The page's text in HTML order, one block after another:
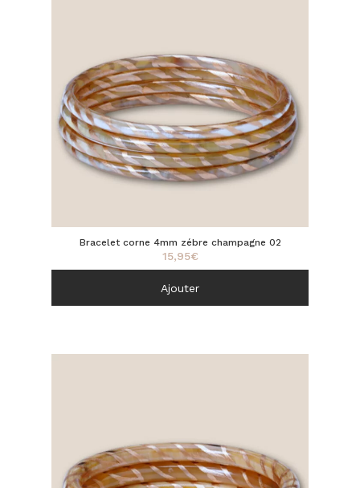
Bracelet corne 4mm zébre champagne 02
15,95€
Ajouter